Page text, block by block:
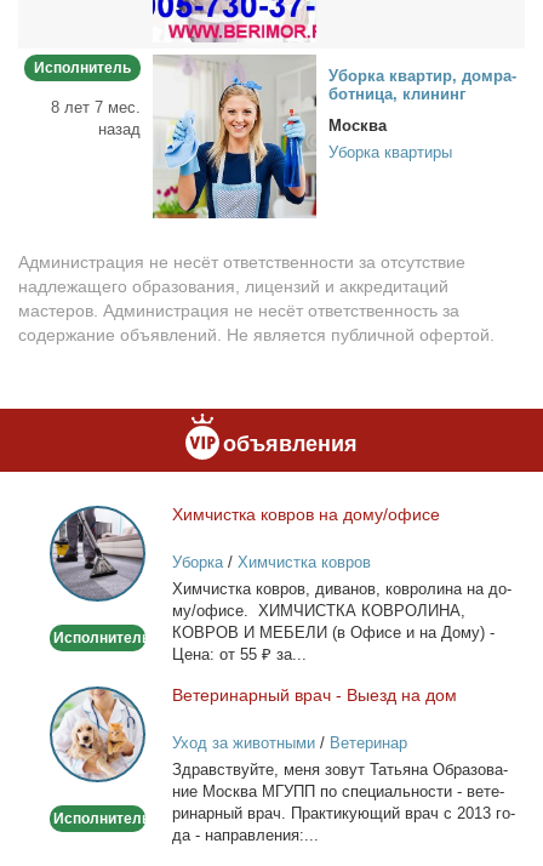
Исполнитель
8 лет 7 мес.
назад
Убор­ка квар­тир, дом­ра­
бот­ни­ца, кли­нинг
Москва
Уборка квартиры
Администрация не несёт ответственности за отсутствие
надлежащего образования, лицензий и аккредитаций
мастеров. Администрация не несёт ответственность за
содержание объявлений. Не является публичной офертой.
объявления
Химчистка
ковров
на
дому/
Исполнитель
Хим­чист­ка ков­ров на до­му/офи­се
Уборка/ Химчистка ковров
Хим­чист­ка ков­ров, ди­ва­нов, ков­ро­ли­на на до­
му/офи­се. ХИМЧИСТКА КОВРОЛИНА,
КОВРОВ И МЕБЕЛИ (в Офи­се и на До­му) -
Це­на: от 55 ₽ за...
Ветеринарный
врач
-
Выезд
дом
Исполнитель
Ве­те­ри­нар­ный врач - Вы­езд на дом
Уход за животными/ Ветеринар
Здрав­ствуй­те, ме­ня зо­вут Та­тья­на Об­ра­зо­ва­
ние Москва МГУПП по спе­ци­аль­но­сти - ве­те­
ри­нар­ный врач. Прак­ти­ку­ю­щий врач с 2013 го­
да - на­прав­ле­ния:...